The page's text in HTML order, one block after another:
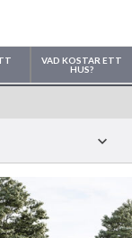
VAD KOSTAR ETT
HUS?